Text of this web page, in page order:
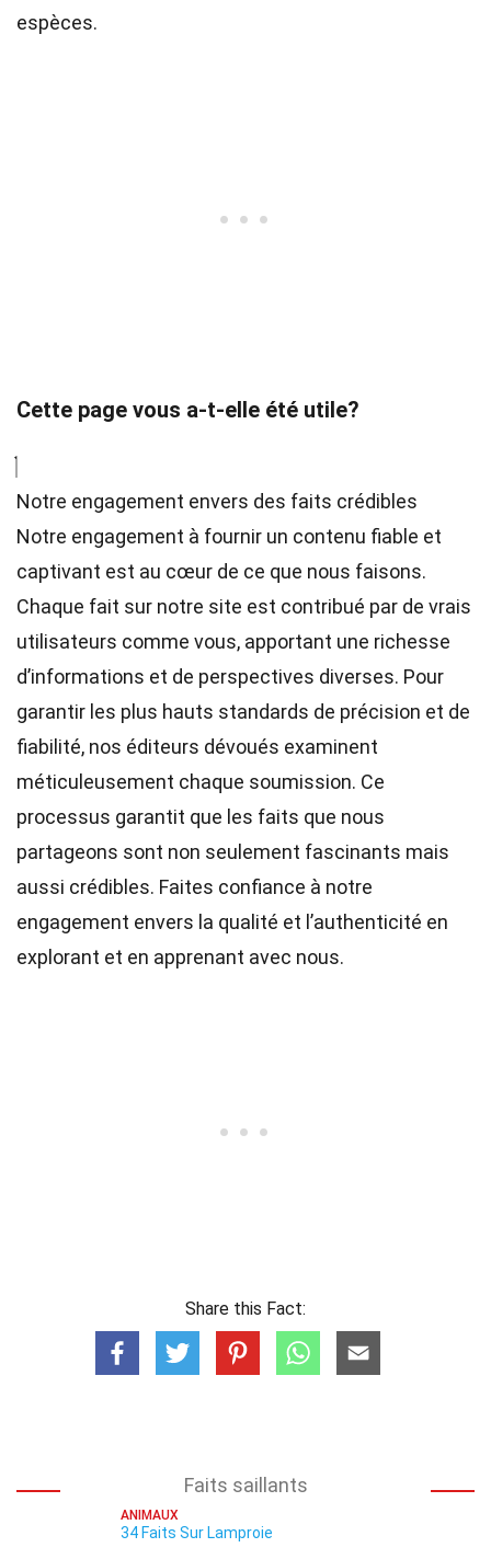
espèces.
Cette page vous a-t-elle été utile?
Notre engagement envers des faits crédibles
Notre engagement à fournir un contenu fiable et
captivant est au cœur de ce que nous faisons.
Chaque fait sur notre site est contribué par de vrais
utilisateurs comme vous, apportant une richesse
d’informations et de perspectives diverses. Pour
garantir les plus hauts standards de précision et de
fiabilité, nos éditeurs dévoués examinent
méticuleusement chaque soumission. Ce
processus garantit que les faits que nous
partageons sont non seulement fascinants mais
aussi crédibles. Faites confiance à notre
engagement envers la qualité et l’authenticité en
explorant et en apprenant avec nous.
Share this Fact:
Faits saillants
ANIMAUX
34 Faits Sur Lamproie